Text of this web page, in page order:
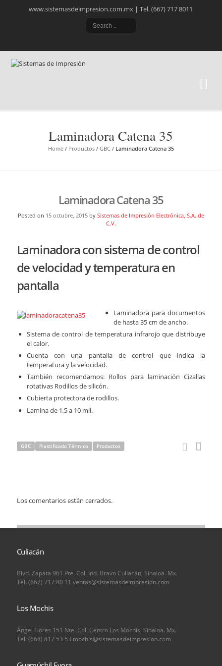
www.sistemasdeimpresion.com.mx | Tel. (667) 717 8011
Laminadora Catena 35
Home/ Productos/ GBC/ Laminadora Catena 35
Laminadora Catena 35
Posted on 15 octubre, 2015 by Sistemas de Impresión Electrónica, S.A. de
C.V.
Laminadora con sistema de control
de velocidad y temperatura en
pantalla
Laminadora para documentos
de hasta 35 cm de ancho.
Sistema de control de temperatura infrarojo que distribuye
el calor.
Cuenta con una pantalla de control que indica la
temperatura y la velocidad.
También recomendamos: Rollos para laminación Cizallas
rotativas Rodillos de silicón.
Cubierta protectora de rodillos.
Lamina de 1,5 a 10 mil.
GBC Plastificado Térmico Productos
Los comentarios están cerrados.
Culiacán
Blvd. Zapata 961 Pte. Col. Ind. Bravo Culiacán, Sinaloa. Mx.
Tel. (667) 717 80 11 ventas@sistemasdeimpresion.com
Los Mochis
Ángel Flores 151 Nte. Col. Centro Los Mochis, Sinaloa. Mx.
Tel. (668) 817 53 53 mochis@sistemasdeimpresion.com